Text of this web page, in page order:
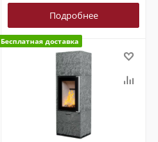
Подробнее
Бесплатная доставка